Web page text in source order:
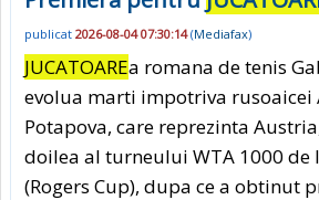
publicat 2026-08-04 07:30:14(Mediafax)
JUCATOAREa romana de tenis
evolua marti impotriva rusoaicei
Potapova, care reprezinta
doilea al turneului WTA 1000 de
(Rogers Cup), dupa ce a obtinut